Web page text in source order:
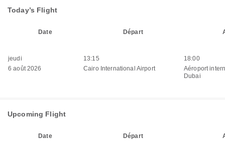
Today’s Flight
Date Départ
jeudi
6 août 2026
13:15
Cairo International Airport
18:00
Aéroport
Dubai
Upcoming Flight
Date Départ